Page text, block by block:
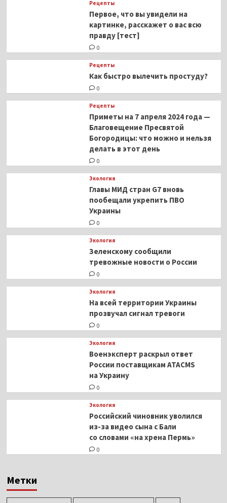
Рецепты
Первое, что вы увидели на
картинке, расскажет о вас всю
правду [тест]
0
Рецепты
Как быстро вылечить простуду?
0
Рецепты
Приметы на 7 апреля 2024 года —
Благовещение Пресвятой
Богородицы: что можно и нельзя
делать в этот день
0
Экология
Главы МИД стран G7 вновь
пообещали укрепить ПВО
Украины
0
Экология
Зеленскому сообщили
тревожные новости о России
0
Экология
На всей территории Украины
прозвучал сигнал тревоги
0
Экология
Военэксперт раскрыл ответ
России поставщикам ATACMS
на Украину
0
Экология
Российский чиновник уволился
из-за видео сына с Бали
со словами «на хрена Пермь»
0
Метки